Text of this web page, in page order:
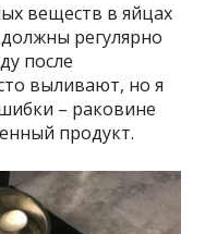
веществ в яйцах
регулярно
после
выливают, но я
– раковине
продукт.